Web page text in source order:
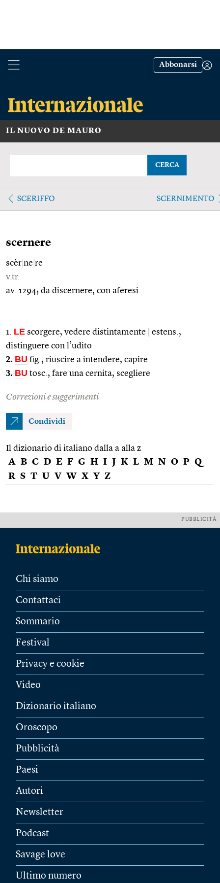
Abbonarsi
IL NUOVO DE MAURO
CERCA
SCERIFFO SCERNIMENTO
scernere
scèr ne re
v.tr.
av. 1294; da discernere, con aferesi.
1. LE scorgere, vedere distintamente
estens.,
distinguere con l’udito
2. BU fig., riuscire a intendere, capire
3. BU tosc., fare una cernita, scegliere
Correzioni e suggerimenti
Condividi
Il dizionario di italiano dalla a alla z
A B C D E F G H I J K L M N O P Q
R S T U V W X Y Z
PUBBLICITÀ
Chi siamo
Contattaci
Sommario
Festival
Privacy e cookie
Video
Dizionario italiano
Oroscopo
Pubblicità
Paesi
Autori
Newsletter
Podcast
Savage love
Ultimo numero